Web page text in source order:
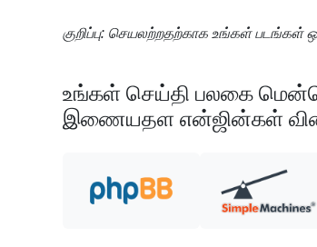
குறிப்பு: செயலற்றதற்காக உங்கள் படங்கள்
உங்கள் செய்தி பலகை
இணையதள என்ஜின்கள்